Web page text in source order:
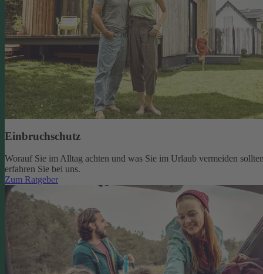
Einbruchschutz
Worauf Sie im Alltag achten und was Sie im Urlaub vermeiden
erfahren Sie bei uns.
Zum Ratgeber